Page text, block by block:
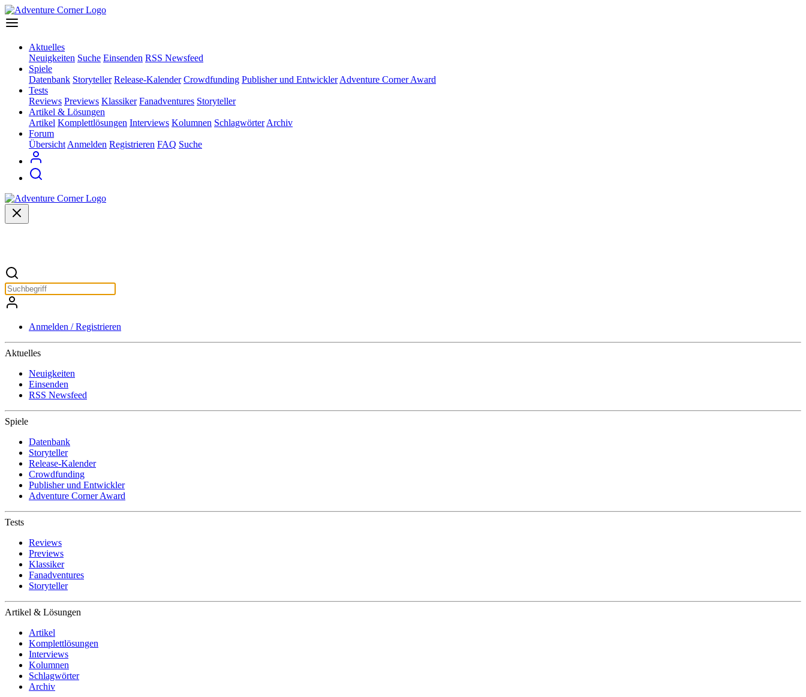
Aktuelles
Neuigkeiten Suche Einsenden RSS Newsfeed
Spiele
Datenbank Storyteller Release-Kalender Crowdfunding Publisher und Entwickler Adventure Corner Award
Tests
Reviews Previews Klassiker Fanadventures Storyteller
Artikel & Lösungen
Artikel Komplettlösungen Interviews Kolumnen Schlagwörter Archiv
Forum
Übersicht Anmelden Registrieren FAQ Suche
Anmelden / Registrieren
Aktuelles
Neuigkeiten
Einsenden
RSS Newsfeed
Spiele
Datenbank
Storyteller
Release-Kalender
Crowdfunding
Publisher und Entwickler
Adventure Corner Award
Tests
Reviews
Previews
Klassiker
Fanadventures
Storyteller
Artikel & Lösungen
Artikel
Komplettlösungen
Interviews
Kolumnen
Schlagwörter
Archiv